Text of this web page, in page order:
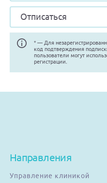
Помощь
Заказать звонок
Тарифы
Корзина
Отписаться
* — Для
код подтверждения
пользователи могут
регистрации.
Направления
Управление клиникой